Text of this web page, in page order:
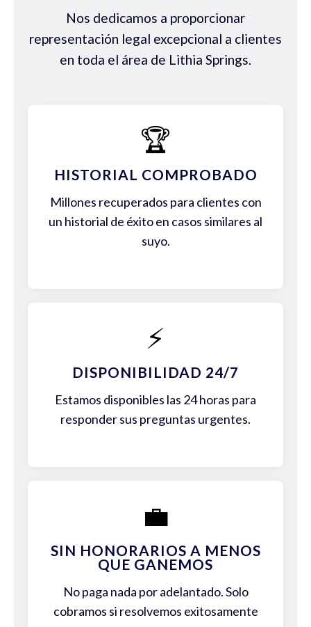
Nos dedicamos a proporcionar
representación legal excepcional a clientes
en toda el área de Lithia Springs.
🏆
HISTORIAL COMPROBADO
Millones recuperados para clientes con
un historial de éxito en casos similares al
suyo.
⚡
DISPONIBILIDAD 24/7
Estamos disponibles las 24 horas para
responder sus preguntas urgentes.
💼
SIN HONORARIOS A MENOS
QUE GANEMOS
No paga nada por adelantado. Solo
cobramos si resolvemos exitosamente